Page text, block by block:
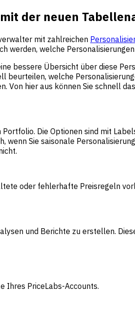
der neuen
mit zahlreichen
werden, welche
bessere Übersicht über diese
beurteilen, welche
Von hier aus können Sie schnell
Die Optionen sind mit
Sie saisonale
oder fehlerhafte Preisregeln
und Berichte zu erstellen.
Ihres PriceLabs-Accounts.